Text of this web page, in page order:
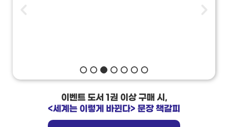
이벤트 도서 1권 이상 구매 시,
<세계는 이렇게 바뀐다> 문장 책갈피